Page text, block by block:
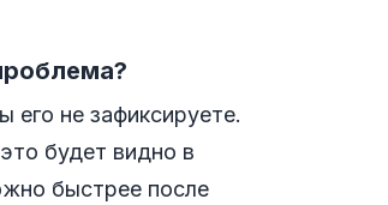
не зафиксируете.
будет видно в
быстрее после